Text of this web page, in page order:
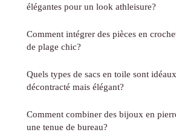
élégantes pour un look athleisure?
Comment intégrer des pièces en
de plage chic?
Quels types de sacs en toile sont
décontracté mais élégant?
Comment combiner des bijoux en
une tenue de bureau?